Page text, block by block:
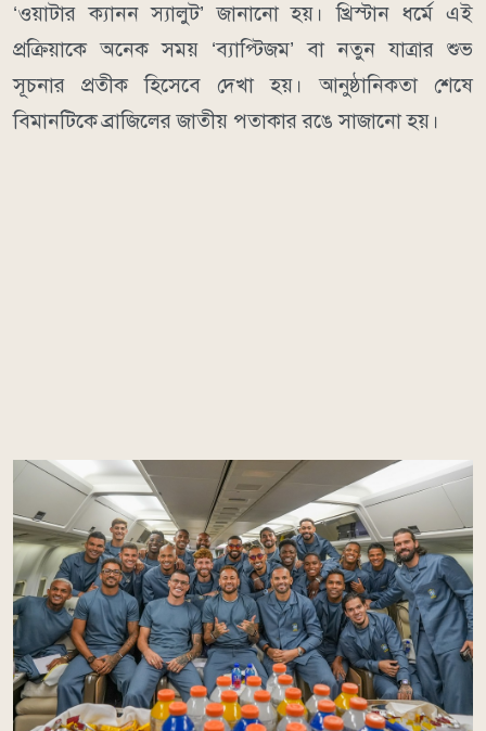
‘ওয়াটার ক্যানন স্যালুট’ জানানো হয়। খ্রিস্টান ধর্মে এই
প্রক্রিয়াকে অনেক সময় ‘ব্যাপ্টিজম’ বা নতুন যাত্রার শুভ
সূচনার প্রতীক হিসেবে দেখা হয়। আনুষ্ঠানিকতা শেষে
বিমানটিকে ব্রাজিলের জাতীয় পতাকার রঙে সাজানো হয়।